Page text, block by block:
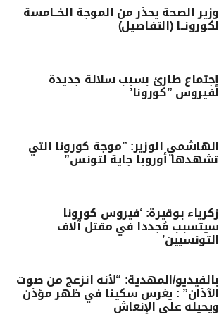
وزير الصحة يحذّر من الموجة الخــامسة
لكورونــا (التفاصيل)
إجتماع طارئ بسبب سلالة جديدة
لفيروس ”كورونا’
الهاشمي الوزير: ”موجة كورونا التي
تشهدها أوروبا جاية لتونس”
زكرياء بوقيرة: ‘فيروس كورونا
سيتسبب مُجددا في مقتل آلاف
التونسيين’
بالفيديو/المهدية: “لأنه انزعج من صوت
الآذان” : يغرس سكينا في ظهر مؤذن
ويحيله على الإنعاش